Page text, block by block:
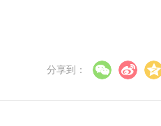
分享到：